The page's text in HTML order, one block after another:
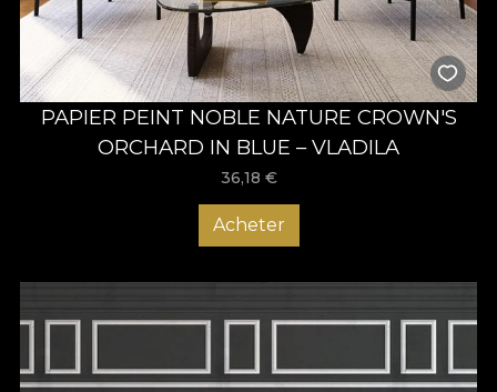
PAPIER PEINT NOBLE NATURE CROWN'S
ORCHARD IN BLUE – VLADILA
36,18 €
Acheter